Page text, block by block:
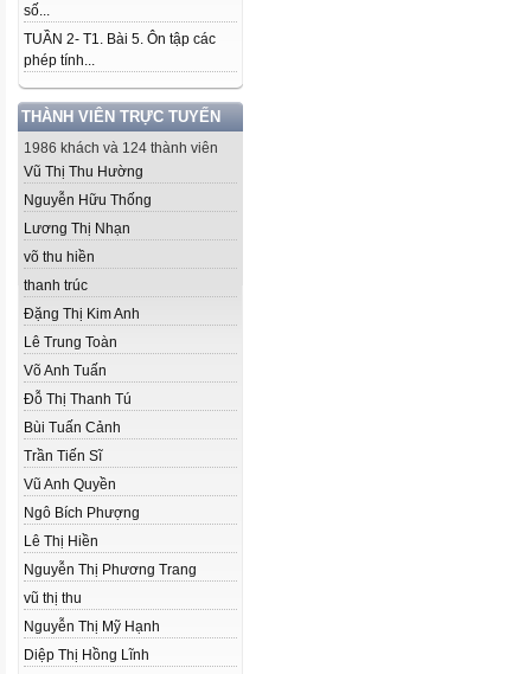
số...
TUẦN 2- T1. Bài 5. Ôn tập các
phép tính...
THÀNH VIÊN TRỰC TUYẾN
1986 khách và 124 thành viên
Vũ Thị Thu Hường
Nguyễn Hữu Thống
Lương Thị Nhạn
võ thu hiền
thanh trúc
Đặng Thị Kim Anh
Lê Trung Toàn
Võ Anh Tuấn
Đỗ Thị Thanh Tú
Bùi Tuấn Cảnh
Trần Tiến Sĩ
Vũ Anh Quyền
Ngô Bích Phượng
Lê Thị Hiền
Nguyễn Thị Phương Trang
vũ thị thu
Nguyễn Thị Mỹ Hạnh
Diệp Thị Hồng Lĩnh